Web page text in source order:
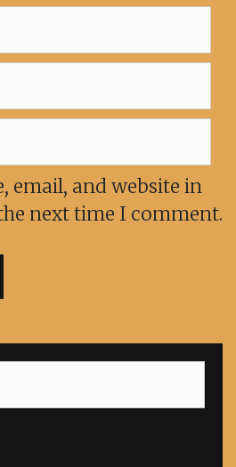
email, and website in
next time I comment.